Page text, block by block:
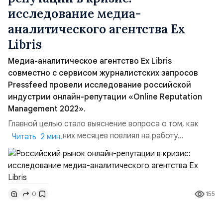
исследование медиа-
аналитического агентства Ex
Libris
Медиа-аналитическое агентство Ex Libris
совместно с сервисом журналистских запросов
Pressfeed провели исследование российской
индустрии онлайн-репутации «Online Reputation
Management 2022».
Главной целью стало выяснение вопроса о том, как
кризис последних месяцев повлиял на работу
компаний, включая малый, средний, крупный бизнес,
госучреждения и НКО. Опрос проводился с июня по
июль 2022 г., в нем приняли участие 26 директоров по
PR, маркетингу и собственников бизнеса, суммарный
годовой бюджет на управление онлайн-репутацией
Читать 2 мин.
0 155